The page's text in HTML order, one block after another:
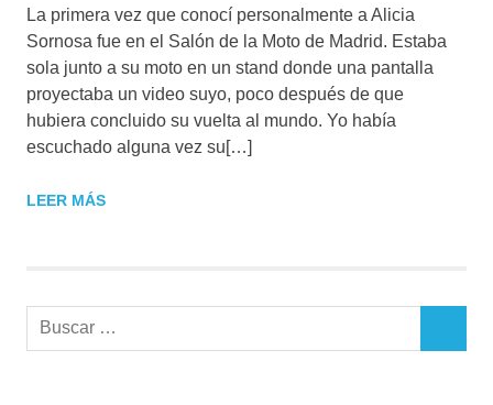
La primera vez que conocí personalmente a Alicia
Sornosa fue en el Salón de la Moto de Madrid. Estaba
sola junto a su moto en un stand donde una pantalla
proyectaba un video suyo, poco después de que
hubiera concluido su vuelta al mundo. Yo había
escuchado alguna vez su[…]
LEER MÁS
Buscar: